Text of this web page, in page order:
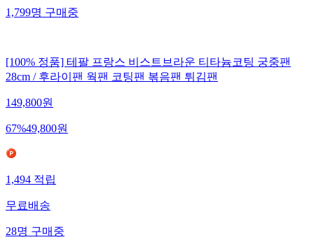
1,799명 구매중
[100% 정품] 테팔 프랑스 비스트브라운 티타늄코팅 궁중팬
28cm / 후라이팬 웍팬 코팅팬 볶음팬 튀김팬
149,800원
67%49,800원
1,494 적립
무료배송
28명 구매중